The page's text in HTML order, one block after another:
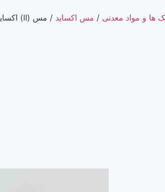
ها و مواد معدنی / مس اکساید / مس (II) اکساید گرید Laboratory (دکترمجللی)